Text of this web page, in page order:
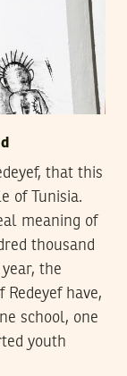
that this
of Tunisia.
meaning of
thousand
the
have,
school, one
youth